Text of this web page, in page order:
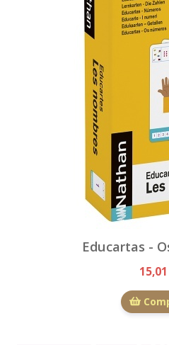
Educartas -